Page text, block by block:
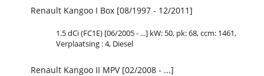
Renault Kangoo I Box [08/1997 - 12/2011]
1.5 dCi (FC1E) [06/2005 - ...] kW: 50, pk: 68, ccm: 1461,
Verplaatsing : 4, Diesel
Renault Kangoo II MPV [02/2008 - ...]